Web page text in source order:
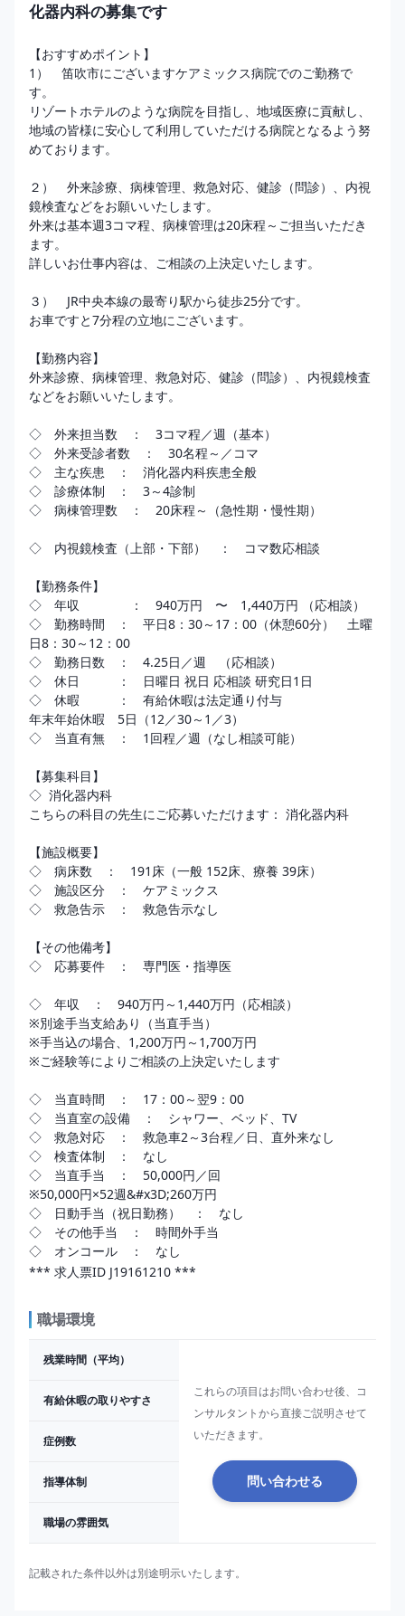
化器内科の募集です
【おすすめポイント】
1）　笛吹市にございますケアミックス病院でのご勤務で
す。
リゾートホテルのような病院を目指し、地域医療に貢献し、
地域の皆様に安心して利用していただける病院となるよう努
めております。
２）　外来診療、病棟管理、救急対応、健診（問診）、内視
鏡検査などをお願いいたします。
外来は基本週3コマ程、病棟管理は20床程～ご担当いただき
ます。
詳しいお仕事内容は、ご相談の上決定いたします。
３）　JR中央本線の最寄り駅から徒歩25分です。
お車ですと7分程の立地にございます。
【勤務内容】
外来診療、病棟管理、救急対応、健診（問診）、内視鏡検査
などをお願いいたします。
◇　外来担当数　：　3コマ程／週（基本）
◇　外来受診者数　：　30名程～／コマ
◇　主な疾患　：　消化器内科疾患全般
◇　診療体制　：　3～4診制
◇　病棟管理数　：　20床程～（急性期・慢性期）
◇　内視鏡検査（上部・下部）　：　コマ数応相談
【勤務条件】
◇　年収　　　　：　940万円　〜　1,440万円 （応相談）
◇　勤務時間　：　平日8：30～17：00（休憩60分）　土曜
日8：30～12：00
◇　勤務日数　：　4.25日／週　（応相談）
◇　休日　　　：　日曜日 祝日 応相談 研究日1日
◇　休暇　　　：　有給休暇は法定通り付与
年末年始休暇　5日（12／30～1／3）
◇　当直有無　：　1回程／週（なし相談可能）
【募集科目】
◇  消化器内科
こちらの科目の先生にご応募いただけます： 消化器内科
【施設概要】
◇　病床数　：　191床（一般 152床、療養 39床）
◇　施設区分　：　ケアミックス
◇　救急告示　：　救急告示なし
【その他備考】
◇　応募要件　：　専門医・指導医
◇　年収　：　940万円～1,440万円（応相談）
※別途手当支給あり（当直手当）
※手当込の場合、1,200万円～1,700万円
※ご経験等によりご相談の上決定いたします
◇　当直時間　：　17：00～翌9：00
◇　当直室の設備　：　シャワー、ベッド、TV
◇　救急対応　：　救急車2～3台程／日、直外来なし
◇　検査体制　：　なし
◇　当直手当　：　50,000円／回
※50,000円×52週&#x3D;260万円
◇　日動手当（祝日勤務）　：　なし
◇　その他手当　：　時間外手当
*** 求人票ID J19161210 ***
職場環境
残業時間（平均）
有給休暇の取りやすさ
症例数
指導体制
職場の雰囲気
これらの項目はお問い合わせ後、コ
ンサルタントから直接ご説明させて
いただきます。
問い合わせる
記載された条件以外は別途明示いたします。